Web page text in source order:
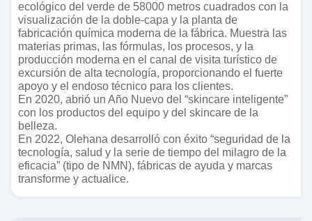
ecológico del verde de 58000 metros cuadrados con la
visualización de la doble-capa y la planta de
fabricación química moderna de la fábrica. Muestra las
materias primas, las fórmulas, los procesos, y la
producción moderna en el canal de visita turístico de
excursión de alta tecnología, proporcionando el fuerte
apoyo y el endoso técnico para los clientes.
En 2020, abrió un Año Nuevo del “skincare inteligente”
con los productos del equipo y del skincare de la
belleza.
En 2022, Olehana desarrolló con éxito “seguridad de la
tecnología, salud y la serie de tiempo del milagro de la
eficacia” (tipo de NMN), fábricas de ayuda y marcas
transforme y actualice.